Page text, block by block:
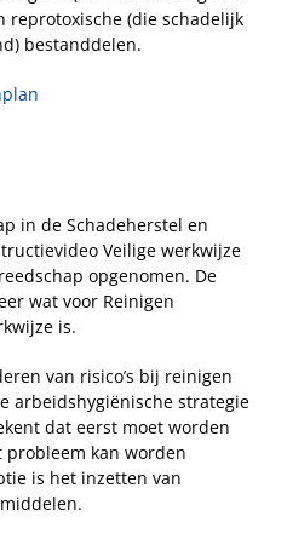
reprotoxische (die schadelijk
bestanddelen.
in de Schadeherstel en
Veilige werkwijze
opgenomen. De
wat voor Reinigen
is.
van risico’s bij reinigen
arbeidshygiënische strategie
dat eerst moet worden
probleem kan worden
is het inzetten van